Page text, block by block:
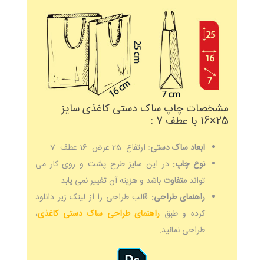
مشخصات چاپ ساک دستی کاغذی سایز
25×16 با عطف 7 :
ابعاد ساک دستی: ارتفاع: 25 عرض: 16 عطف: 7
نوع چاپ:در این سایز طرح پشت و روی کار می
تواند متفاوت باشد و هزینه آن تغییر نمی یابد.
راهنمای طراحی: قالب طراحی را از لینک زیر دانلود
کرده و طبق راهنمای طراحی ساک دستی کاغذی،
طراحی نمائید.